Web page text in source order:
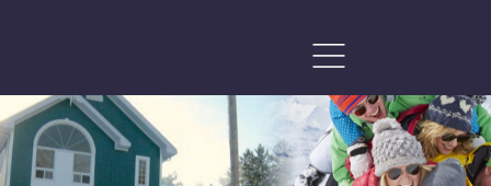
PHOTOS DU DOMAINE